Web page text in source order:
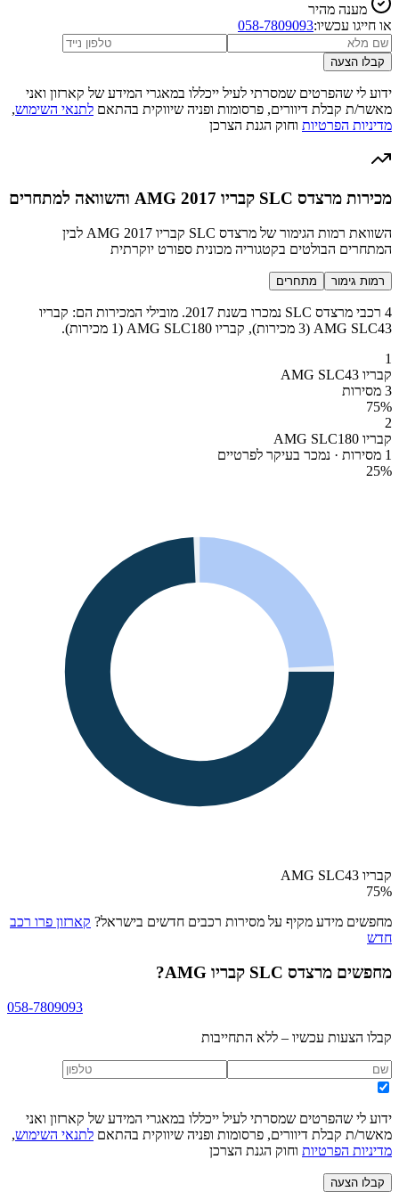
מענה מהיר
או חייגו עכשיו:058-7809093
קבלו הצעה
ידוע לי שהפרטים שמסרתי לעיל ייכללו במאגרי המידע של קארזון ואני
מאשר/ת קבלת דיוורים, פרסומות ופניה שיווקית בהתאם לתנאי השימוש,
מדיניות הפרטיות וחוק הגנת הצרכן
מכירות מרצדס SLC קבריו AMG 2017 והשוואה למתחרים
השוואת רמות הגימור של מרצדס SLC קבריו AMG 2017 לבין
המתחרים הבולטים בקטגוריה מכונית ספורט יוקרתית
רמות גימור מתחרים
4 רכבי מרצדס SLC נמכרו בשנת 2017. מובילי המכירות הם: קבריו
AMG SLC43 (3 מכירות), קבריו AMG SLC180 (1 מכירות).
1
קבריו AMG SLC43
3 מסירות
75%
2
קבריו AMG SLC180
1 מסירות · נמכר בעיקר לפרטיים
25%
קבריו AMG SLC43
75%
מחפשים מידע מקיף על מסירות רכבים חדשים בישראל? קארזון פרו רכב
חדש
מחפשים מרצדס SLC קבריו AMG ?
058-7809093
קבלו הצעות עכשיו – ללא התחייבות
ידוע לי שהפרטים שמסרתי לעיל ייכללו במאגרי המידע של קארזון ואני
מאשר/ת קבלת דיוורים, פרסומות ופניה שיווקית בהתאם לתנאי השימוש,
מדיניות הפרטיות וחוק הגנת הצרכן
קבלו הצעה